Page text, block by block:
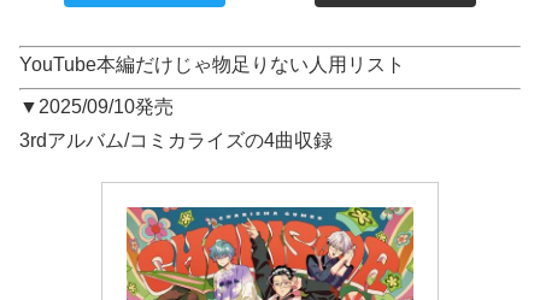
YouTube本編だけじゃ物足りない人用リスト
▼2025/09/10発売
3rdアルバム/コミカライズの4曲収録